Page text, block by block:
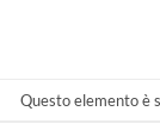
Questo elemento è